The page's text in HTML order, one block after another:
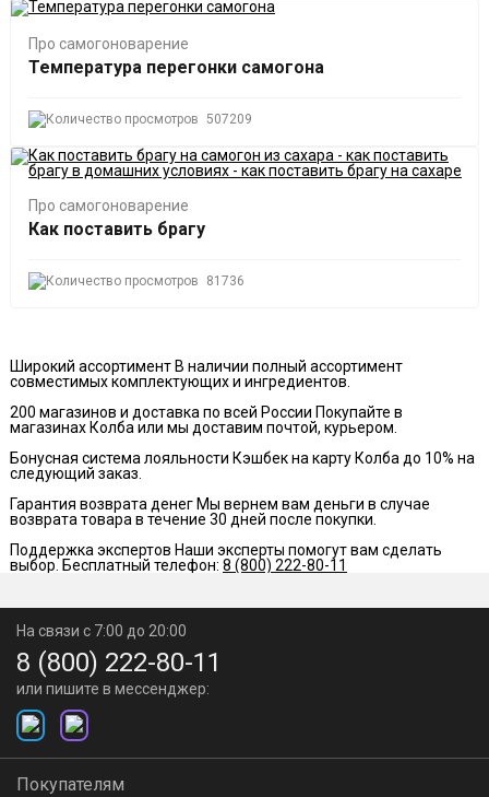
Про самогоноварение
Температура перегонки самогона
507209
Про самогоноварение
Как поставить брагу
81736
Широкий ассортимент В наличии полный ассортимент
совместимых комплектующих и ингредиентов.
200 магазинов и доставка по всей России Покупайте в
магазинах Колба или мы доставим почтой, курьером.
Бонусная система лояльности Кэшбек на карту Колба до 10% на
следующий заказ.
Гарантия возврата денег Мы вернем вам деньги в случае
возврата товара в течение 30 дней после покупки.
Поддержка экспертов Наши эксперты помогут вам сделать
выбор. Бесплатный телефон: 8 (800) 222-80-11
На связи с 7:00 до 20:00
8 (800) 222-80-11
или пишите в мессенджер:
Покупателям